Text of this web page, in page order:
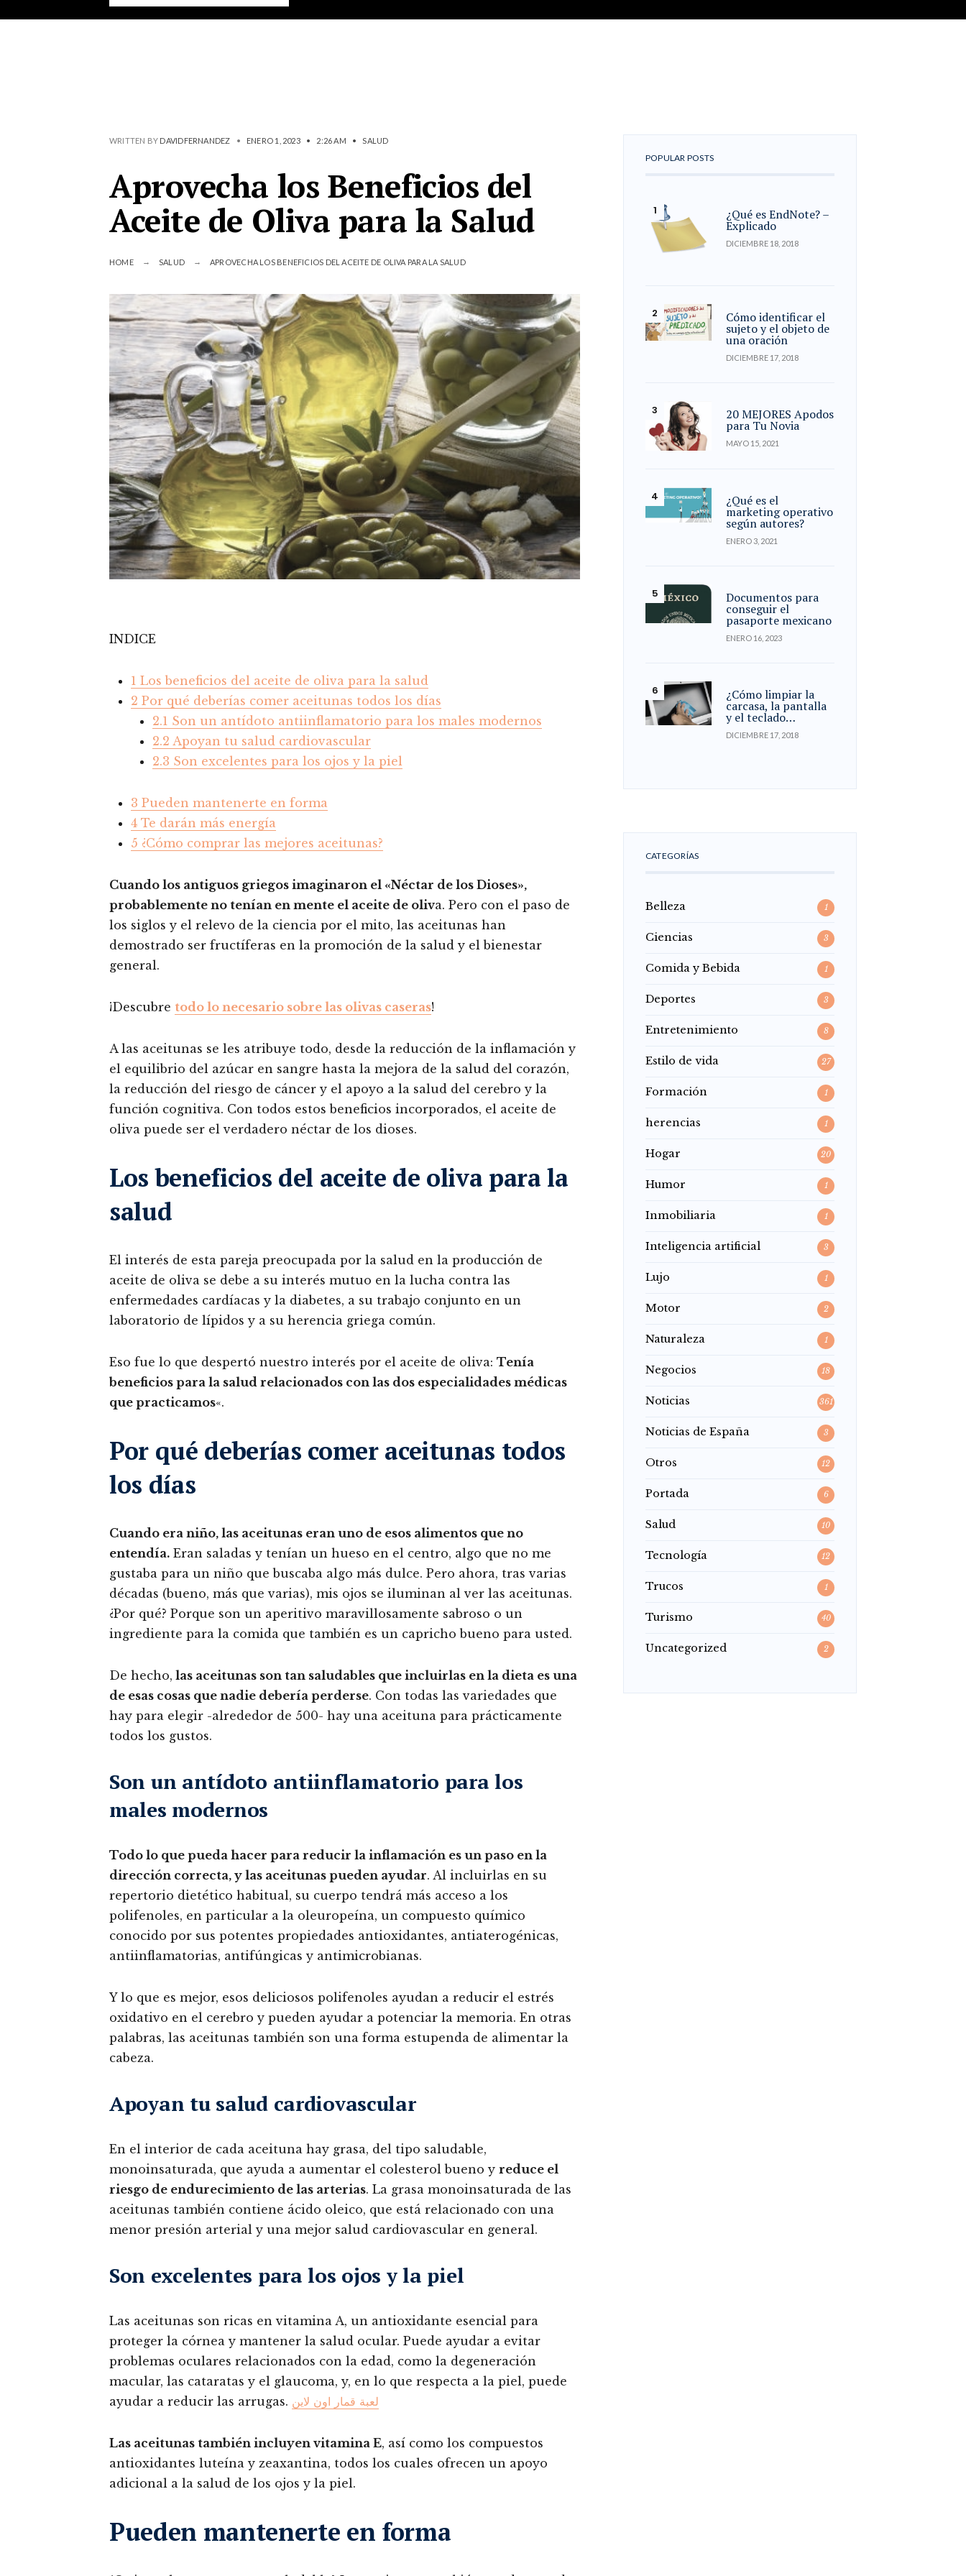
WRITTEN BY DAVIDFERNANDEZ • ENERO 1, 2023 • 2:26 AM • SALUD
Aprovecha los Beneficios del
Aceite de Oliva para la Salud
HOME SALUD APROVECHA LOS BENEFICIOS DEL ACEITE DE OLIVA PARA LA SALUD
INDICE
1 Los beneficios del aceite de oliva para la salud
2 Por qué deberías comer aceitunas todos los días
2.1 Son un antídoto antiinflamatorio para los males modernos
2.2 Apoyan tu salud cardiovascular
2.3 Son excelentes para los ojos y la piel
3 Pueden mantenerte en forma
4 Te darán más energía
5 ¿Cómo comprar las mejores aceitunas?
Cuando los antiguos griegos imaginaron el «Néctar de los Dioses»,
probablemente no tenían en mente el aceite de oliva. Pero con el paso de
los siglos y el relevo de la ciencia por el mito, las aceitunas han
demostrado ser fructíferas en la promoción de la salud y el bienestar
general.
¡Descubre todo lo necesario sobre las olivas caseras!
A las aceitunas se les atribuye todo, desde la reducción de la inflamación y
el equilibrio del azúcar en sangre hasta la mejora de la salud del corazón,
la reducción del riesgo de cáncer y el apoyo a la salud del cerebro y la
función cognitiva. Con todos estos beneficios incorporados, el aceite de
oliva puede ser el verdadero néctar de los dioses.
Los beneficios del aceite de oliva para la
salud
El interés de esta pareja preocupada por la salud en la producción de
aceite de oliva se debe a su interés mutuo en la lucha contra las
enfermedades cardíacas y la diabetes, a su trabajo conjunto en un
laboratorio de lípidos y a su herencia griega común.
Eso fue lo que despertó nuestro interés por el aceite de oliva: Tenía
beneficios para la salud relacionados con las dos especialidades médicas
que practicamos«.
Por qué deberías comer aceitunas todos
los días
Cuando era niño, las aceitunas eran uno de esos alimentos que no
entendía. Eran saladas y tenían un hueso en el centro, algo que no me
gustaba para un niño que buscaba algo más dulce. Pero ahora, tras varias
décadas (bueno, más que varias), mis ojos se iluminan al ver las aceitunas.
¿Por qué? Porque son un aperitivo maravillosamente sabroso o un
ingrediente para la comida que también es un capricho bueno para usted.
De hecho, las aceitunas son tan saludables que incluirlas en la dieta es una
de esas cosas que nadie debería perderse. Con todas las variedades que
hay para elegir -alrededor de 500- hay una aceituna para prácticamente
todos los gustos.
Son un antídoto antiinflamatorio para los
males modernos
Todo lo que pueda hacer para reducir la inflamación es un paso en la
dirección correcta, y las aceitunas pueden ayudar. Al incluirlas en su
repertorio dietético habitual, su cuerpo tendrá más acceso a los
polifenoles, en particular a la oleuropeína, un compuesto químico
conocido por sus potentes propiedades antioxidantes, antiaterogénicas,
antiinflamatorias, antifúngicas y antimicrobianas.
Y lo que es mejor, esos deliciosos polifenoles ayudan a reducir el estrés
oxidativo en el cerebro y pueden ayudar a potenciar la memoria. En otras
palabras, las aceitunas también son una forma estupenda de alimentar la
cabeza.
Apoyan tu salud cardiovascular
En el interior de cada aceituna hay grasa, del tipo saludable,
monoinsaturada, que ayuda a aumentar el colesterol bueno y reduce el
riesgo de endurecimiento de las arterias. La grasa monoinsaturada de las
aceitunas también contiene ácido oleico, que está relacionado con una
menor presión arterial y una mejor salud cardiovascular en general.
Son excelentes para los ojos y la piel
Las aceitunas son ricas en vitamina A, un antioxidante esencial para
proteger la córnea y mantener la salud ocular. Puede ayudar a evitar
problemas oculares relacionados con la edad, como la degeneración
macular, las cataratas y el glaucoma, y, en lo que respecta a la piel, puede
ayudar a reducir las arrugas. لعبة قمار اون لاين
Las aceitunas también incluyen vitamina E, así como los compuestos
antioxidantes luteína y zeaxantina, todos los cuales ofrecen un apoyo
adicional a la salud de los ojos y la piel.
Pueden mantenerte en forma
POPULAR POSTS
¿Qué es EndNote? –
Explicado
DICIEMBRE 18, 2018
Cómo identificar el
sujeto y el objeto de
una oración
DICIEMBRE 17, 2018
20 MEJORES Apodos
para Tu Novia
MAYO 15, 2021
¿Qué es el
marketing operativo
según autores?
ENERO 3, 2021
Documentos para
conseguir el
pasaporte mexicano
ENERO 16, 2023
¿Cómo limpiar la
carcasa, la pantalla
y el teclado…
DICIEMBRE 17, 2018
CATEGORÍAS
Belleza 1
Ciencias 3
Comida y Bebida 1
Deportes 3
Entretenimiento 8
Estilo de vida 27
Formación 1
herencias 1
Hogar 20
Humor 1
Inmobiliaria 1
Inteligencia artificial 3
Lujo 1
Motor 2
Naturaleza 1
Negocios 18
Noticias 361
Noticias de España 3
Otros 12
Portada 6
Salud 10
Tecnología 12
Trucos 1
Turismo 40
Uncategorized 2